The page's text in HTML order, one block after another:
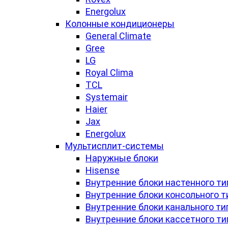
Energolux
Колонные кондиционеры
General Climate
Gree
LG
Royal Clima
TCL
Systemair
Haier
Jax
Energolux
Мультисплит-системы
Наружные блоки
Hisense
Внутренние блоки настенного
Внутренние блоки консольного
Внутренние блоки канального
Внутренние блоки кассетного